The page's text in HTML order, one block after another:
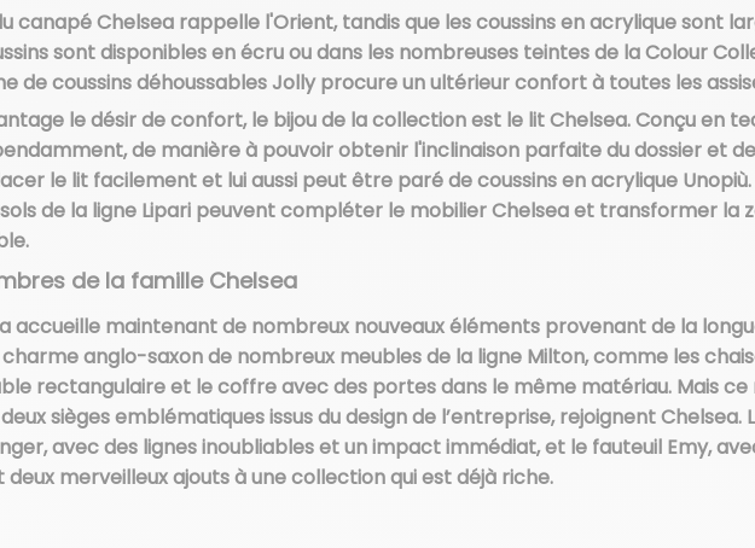
canapé Chelsea rappelle l'Orient, tandis que les coussins en acrylique sont
sont disponibles en écru ou dans les nombreuses teintes de la Colour
de coussins déhoussables Jolly procure un ultérieur confort à toutes les
le désir de confort, le bijou de la collection est le lit Chelsea. Conçu en
de manière à pouvoir obtenir l'inclinaison parfaite du dossier et
le lit facilement et lui aussi peut être paré de coussins en acrylique
de la ligne Lipari peuvent compléter le mobilier Chelsea et transformer la
de la famille Chelsea
accueille maintenant de nombreux nouveaux éléments provenant de la
anglo-saxon de nombreux meubles de la ligne Milton, comme les
rectangulaire et le coffre avec des portes dans le même matériau. Mais ce
deux sièges emblématiques issus du design de l’entreprise, rejoignent
avec des lignes inoubliables et un impact immédiat, et le fauteuil Emy,
merveilleux ajouts à une collection qui est déjà riche.